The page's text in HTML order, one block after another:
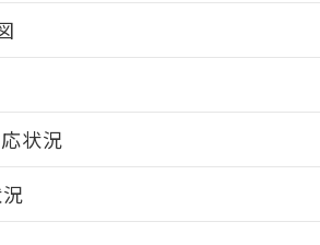
状況
・凡例